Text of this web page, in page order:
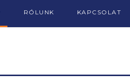
RÓLUNK KAPCSOLAT